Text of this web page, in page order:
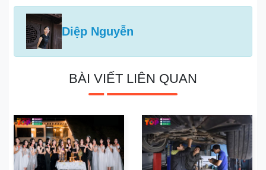
Diệp Nguyễn
BÀI VIẾT LIÊN QUAN